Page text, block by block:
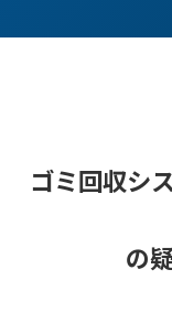
ゴミ回収シ
の